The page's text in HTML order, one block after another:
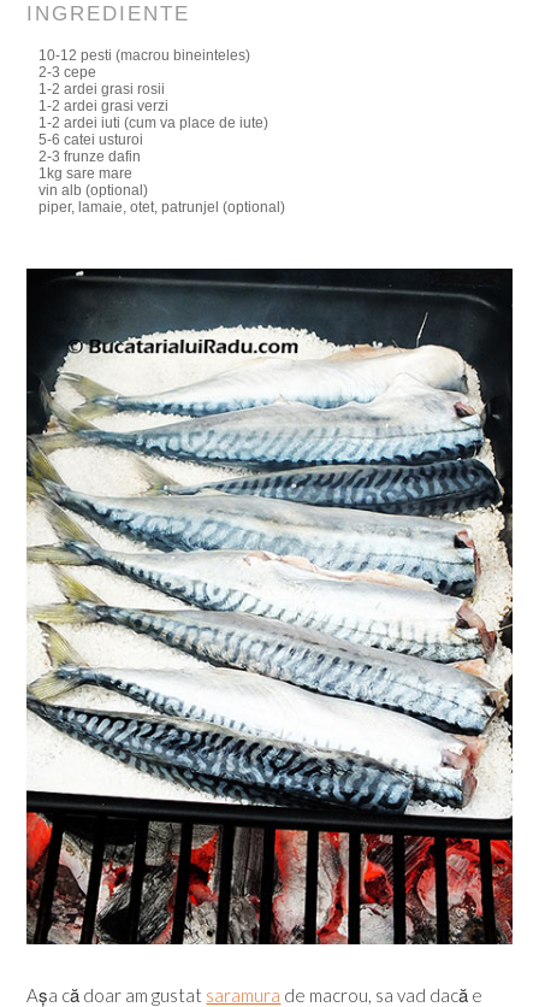
INGREDIENTE
10-12 pesti (macrou bineinteles)
2-3 cepe
1-2 ardei grasi rosii
1-2 ardei grasi verzi
1-2 ardei iuti (cum va place de iute)
5-6 catei usturoi
2-3 frunze dafin
1kg sare mare
vin alb (optional)
piper, lamaie, otet, patrunjel (optional)
Așa că doar am gustat saramura de macrou, sa vad dacă e